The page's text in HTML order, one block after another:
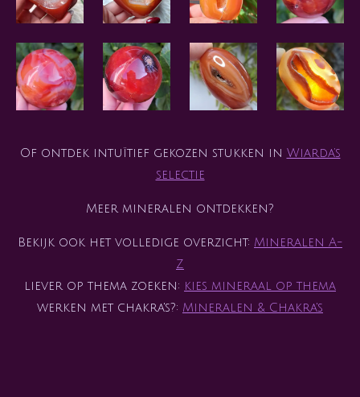
Of ontdek intuïtief gekozen stukken in Wiarda’s
selectie
Meer mineralen ontdekken?
Bekijk ook het volledige overzicht: Mineralen A-
Z
liever op thema zoeken: kies mineraal op thema
werken met chakra's?: Mineralen & Chakra's